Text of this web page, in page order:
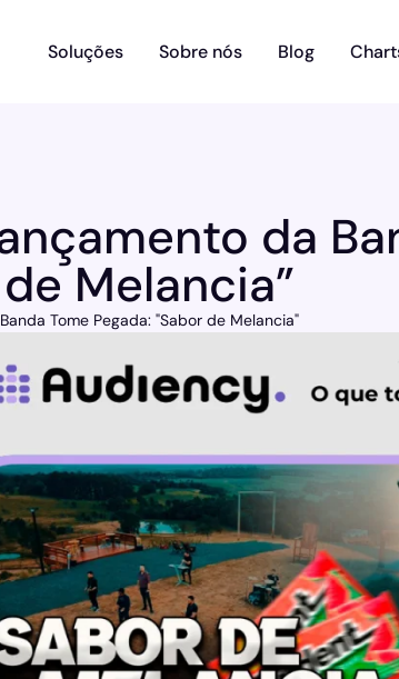
Soluções Sobre nós Blog
da
Melancia”
Tome Pegada: "Sabor de Melancia"